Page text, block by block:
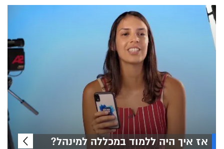
אז איך היה ללמוד במכללה למינהל?